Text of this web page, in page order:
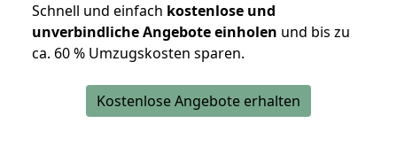
Schnell und einfach kostenlose und
unverbindliche Angebote einholen und bis zu
ca. 60 % Umzugskosten sparen.
Kostenlose Angebote erhalten